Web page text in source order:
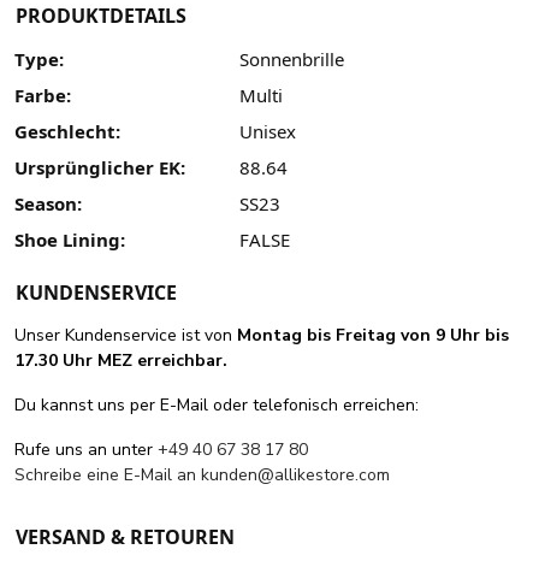
PRODUKTDETAILS
Type:
Sonnenbrille
Farbe:
Multi
Geschlecht:
Unisex
Ursprünglicher EK:
88.64
Season:
SS23
Shoe Lining:
FALSE
KUNDENSERVICE
Unser Kundenservice ist von Montag bis Freitag von 9 Uhr bis
17.30 Uhr MEZ erreichbar.
Du kannst uns per E-Mail oder telefonisch erreichen:
Rufe uns an unter +49 40 67 38 17 80
Schreibe eine E-Mail an kunden@allikestore.com
VERSAND & RETOUREN